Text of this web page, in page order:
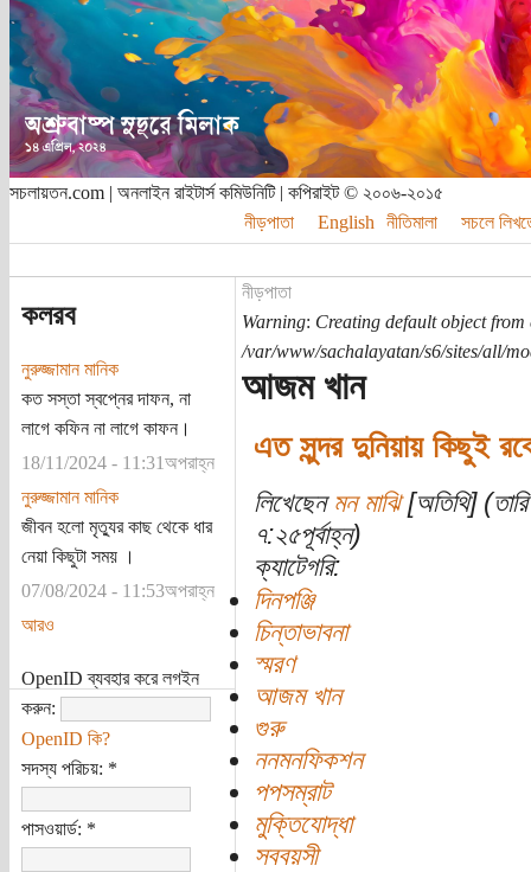
সচলায়তন.com | অনলাইন রাইটার্স কমিউনিটি | কপিরাইট © ২০০৬-২০১৫
নীড়পাতা
English নীতিমালা সচলে
কলরব
নুরুজ্জামান মানিক
কত সস্তা স্বপ্নের দাফন, না
লাগে কফিন না লাগে কাফন।
18/11/2024 - 11:31অপরাহ্ন
নুরুজ্জামান মানিক
জীবন হলো মৃত্যুর কাছ থেকে ধার
নেয়া কিছুটা সময় ।
07/08/2024 - 11:53অপরাহ্ন
আরও
OpenID ব্যবহার করে লগইন
করুন:
OpenID কি?
সদস্য পরিচয়: *
পাসওয়ার্ড: *
নীড়পাতা
Warning: Creating default object from
/var/www/sachalayatan/s6/sites/all/
আজম খান
এত সুন্দর দুনিয়ায় কিছুই
লিখেছেন মন মাঝি[অতিথি]
৭:২৫পূর্বাহ্ন)
ক্যাটেগরি:
দিনপঞ্জি
চিন্তাভাবনা
স্মরণ
আজম খান
গুরু
ননমনফিকশন
পপসম্রাট
মুক্তিযোদ্ধা
সববয়সী